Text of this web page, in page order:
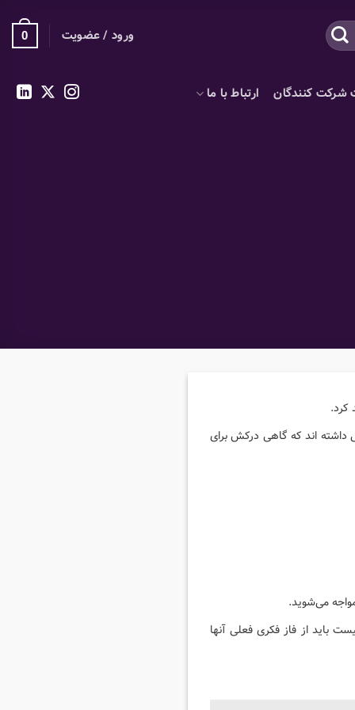
ورود / عضویت 0
شرکت کنندگان ارتباط با ما
کرد.
داشته اند که گاهی درکش برای
می‌شوید.
باید از فاز فکری فعلی آنها